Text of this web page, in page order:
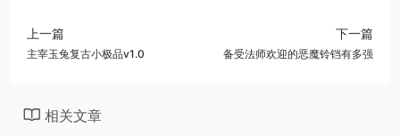
上一篇
主宰玉兔复古小极品v1.0
下一篇
备受法师欢迎的恶魔铃铛有多强
相关文章